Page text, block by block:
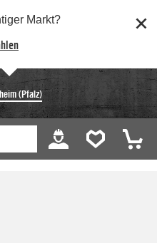
Markt?
(Pfalz)